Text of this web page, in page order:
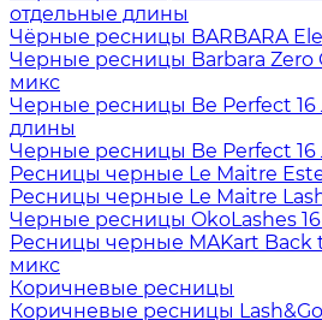
отдельные длины
Чёрные ресницы BARBARA
Черные ресницы Barbara Zero
микс
Черные ресницы Be Perfect
длины
Черные ресницы Be Perfect
Ресницы черные Le Maitre
Ресницы черные Le Maitre
Черные ресницы OkoLashes
Ресницы черные MAKart Back
микс
Коричневые ресницы
Коричневые ресницы